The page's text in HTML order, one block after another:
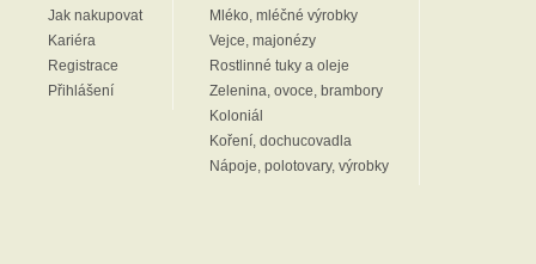
Jak nakupovat
Kariéra
Registrace
Přihlášení
Mléko, mléčné výrobky
Vejce, majonézy
Rostlinné tuky a oleje
Zelenina, ovoce, brambory
Koloniál
Koření, dochucovadla
Nápoje, polotovary, výrobky